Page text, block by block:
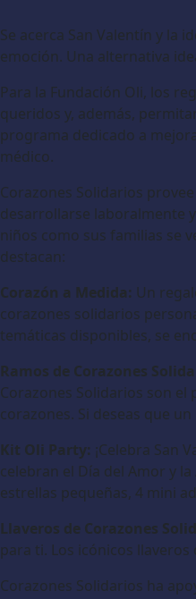
Se acerca San Valentín y la
emoción. Una alternativa
Para la Fundación Oli, los
queridos y, además,
programa dedicado a
médico.
Corazones Solidarios
desarrollarse laboralmente
niños como sus familias se
destacan:
Corazón a Medida: Un
corazones solidarios
temáticas disponibles, se
Ramos de Corazones
Corazones Solidarios son
corazones. Si deseas que
Kit Oli Party: ¡Celebra San
celebran el Día del Amor y
estrellas pequeñas, 4 mini
Llaveros de Corazones
para ti. Los icónicos
Corazones Solidarios ha